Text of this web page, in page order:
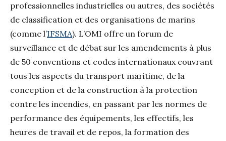
professionnelles industrielles ou autres, des sociétés
de classification et des organisations de marins
(comme l’IFSMA). L’OMI offre un forum de
surveillance et de débat sur les amendements à plus
de 50 conventions et codes internationaux couvrant
tous les aspects du transport maritime, de la
conception et de la construction à la protection
contre les incendies, en passant par les normes de
performance des équipements, les effectifs, les
heures de travail et de repos, la formation des